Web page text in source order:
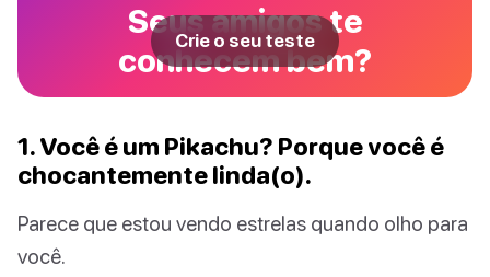
Seus amigos te
conhecem bem?
Crie o seu teste
1. Você é um Pikachu? Porque você é
chocantemente linda(o).
Parece que estou vendo estrelas quando olho para
você.